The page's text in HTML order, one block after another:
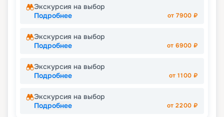
Экскурсия на выбор
Подробнее
от7900 ₽
Экскурсия на выбор
Подробнее
от6900 ₽
Экскурсия на выбор
Подробнее
от1100 ₽
Экскурсия на выбор
Подробнее
от2200 ₽